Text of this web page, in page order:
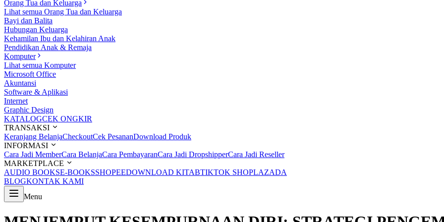
Orang Tua dan Keluarga
Lihat semua Orang Tua dan Keluarga
Bayi dan Balita
Hubungan Keluarga
Kehamilan Ibu dan Kelahiran Anak
Pendidikan Anak & Remaja
Komputer
Lihat semua Komputer
Microsoft Office
Akuntansi
Software & Aplikasi
Internet
Graphic Design
KATALOGCEK ONGKIR
TRANSAKSI
Keranjang BelanjaCheckoutCek PesananDownload Produk
INFORMASI
Cara Jadi MemberCara BelanjaCara PembayaranCara Jadi DropshipperCara Jadi Reseller
MARKETPLACE
AUDIO BOOKSE-BOOKSSHOPEEDOWNLOAD KITABTIKTOK SHOPLAZADA
BLOGKONTAK KAMI
Menu